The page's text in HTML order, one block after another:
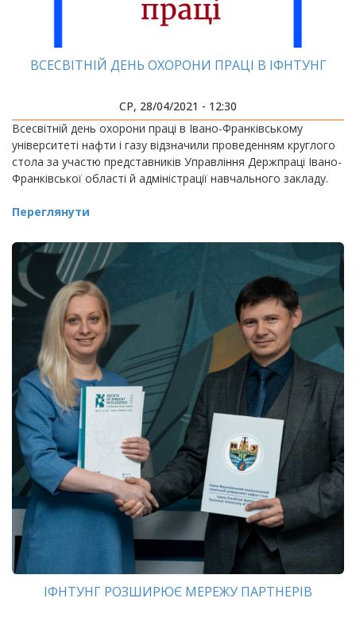
ВСЕСВІТНІЙ ДЕНЬ ОХОРОНИ ПРАЦІ В ІФНТУНГ
СР, 28/04/2021 - 12:30
Всесвітній день охорони праці в Івано-Франківському
університеті нафти і газу відзначили проведенням круглого
стола за участю представників Управління Держпраці Івано-
Франківської області й адміністрації навчального закладу.
Переглянути
ІФНТУНГ РОЗШИРЮЄ МЕРЕЖУ ПАРТНЕРІВ